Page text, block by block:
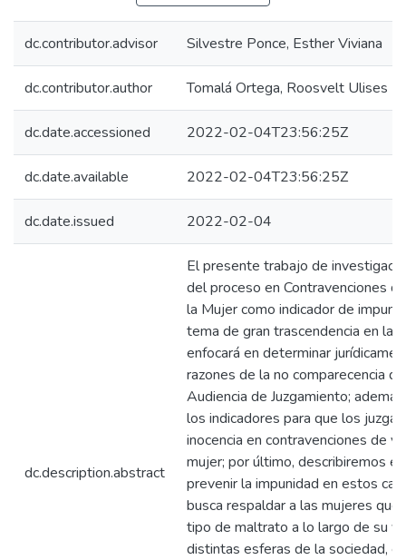
dc.contributor.advisor Silvestre Ponce, Esther Viviana
dc.contributor.author Tomalá Ortega, Roosvelt Ulises
dc.date.accessioned 2022-02-04T23:56:25Z
dc.date.available 2022-02-04T23:56:25Z
dc.date.issued 2022-02-04
dc.description.abstract
El presente trabajo de
del proceso en Contravenciones
la Mujer como indicador de
tema de gran trascendencia en la
enfocará en determinar
razones de la no comparecencia
Audiencia de Juzgamiento;
los indicadores para que los
inocencia en contravenciones de
mujer; por último, describiremos
prevenir la impunidad en estos
busca respaldar a las mujeres que
tipo de maltrato a lo largo de su
distintas esferas de la sociedad,